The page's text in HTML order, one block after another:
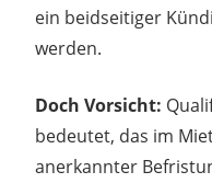
ein beidseitiger
werden.
Doch Vorsicht:
bedeutet, das im
anerkannter